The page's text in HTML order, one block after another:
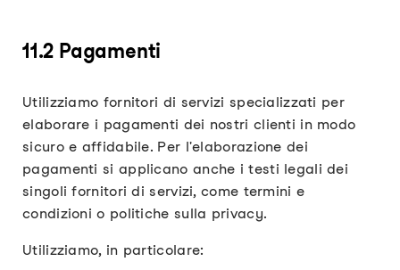
11.2 Pagamenti
Utilizziamo fornitori di servizi specializzati per
elaborare i pagamenti dei nostri clienti in modo
sicuro e affidabile. Per l'elaborazione dei
pagamenti si applicano anche i testi legali dei
singoli fornitori di servizi, come termini e
condizioni o politiche sulla privacy.
Utilizziamo, in particolare: